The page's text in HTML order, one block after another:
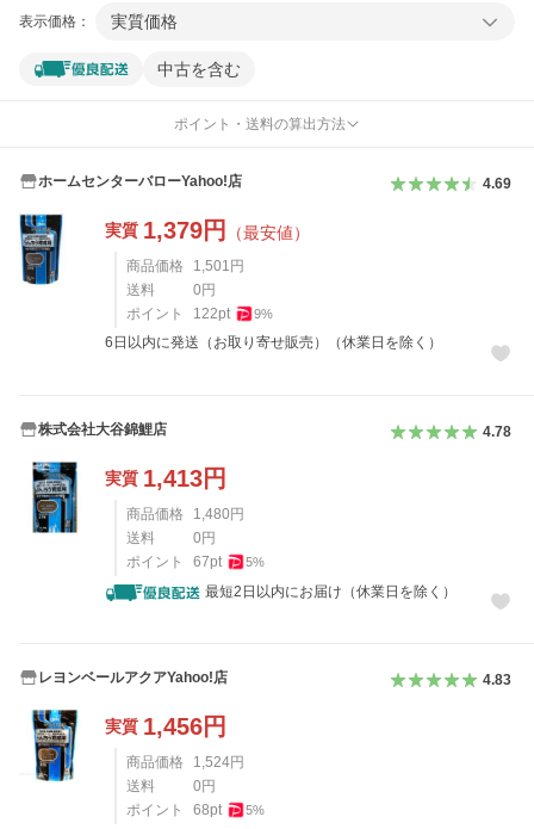
表示価格： 実質価格
中古を含む
ポイント・送料の算出方法
ホームセンターバローYahoo!店 4.69
実質 1,379円 （最安値）
商品価格 1,501 円
送料
0 円
ポイント
122pt 9%
6日以内に発送（お取り寄せ販売）（休業日を除く）
株式会社大谷錦鯉店 4.78
実質 1,413円
商品価格 1,480 円
送料
0 円
ポイント
67pt 5%
最短2日以内にお届け（休業日を除く）
レヨンベールアクアYahoo!店 4.83
実質 1,456円
商品価格 1,524円
送料
0 円
ポイント
68pt 5%